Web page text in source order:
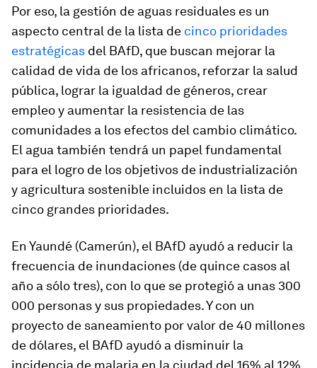
Por eso, la gestión de aguas residuales es un
aspecto central de la lista de cinco prioridades
estratégicas del BAfD, que buscan mejorar la
calidad de vida de los africanos, reforzar la salud
pública, lograr la igualdad de géneros, crear
empleo y aumentar la resistencia de las
comunidades a los efectos del cambio climático.
El agua también tendrá un papel fundamental
para el logro de los objetivos de industrialización
y agricultura sostenible incluidos en la lista de
cinco grandes prioridades.
En Yaundé (Camerún), el BAfD ayudó a reducir la
frecuencia de inundaciones (de quince casos al
año a sólo tres), con lo que se protegió a unas 300
000 personas y sus propiedades. Y con un
proyecto de saneamiento por valor de 40 millones
de dólares, el BAfD ayudó a disminuir la
incidencia de malaria en la ciudad del 16% al 12%